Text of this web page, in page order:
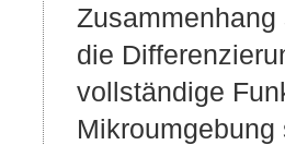
die
vollständige